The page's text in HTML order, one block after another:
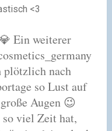
<3
Ein weiterer
plötzlich nach
so Lust auf
Augen 😉
viel Zeit hat,